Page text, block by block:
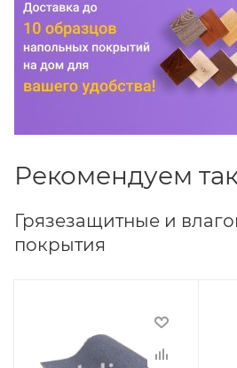
Рекомендуем
Грязезащитные и
покрытия